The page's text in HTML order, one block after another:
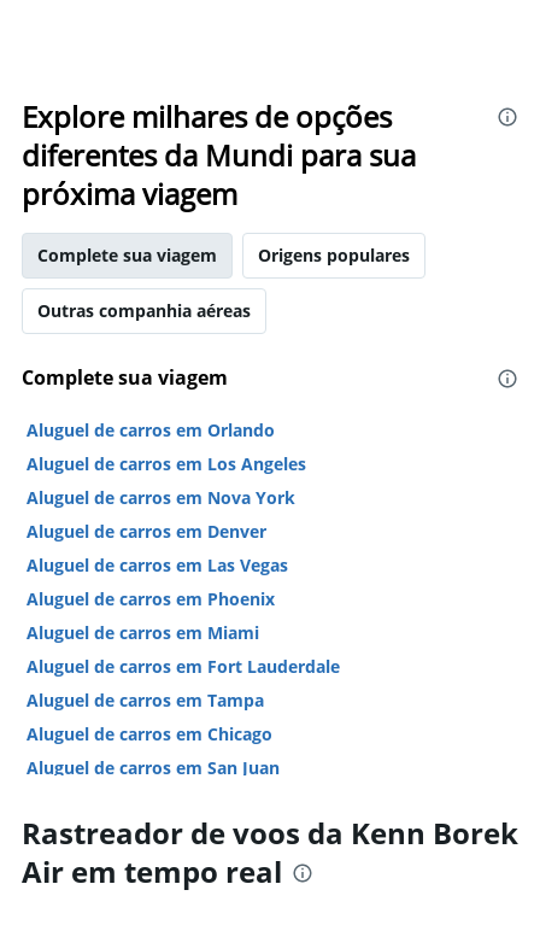
Explore milhares de opções
diferentes da Mundi para sua
próxima viagem
Complete sua viagem Origens populares
Outras companhia aéreas
Complete sua viagem
Aluguel de carros em Orlando
Aluguel de carros em Los Angeles
Aluguel de carros em Nova York
Aluguel de carros em Denver
Aluguel de carros em Las Vegas
Aluguel de carros em Phoenix
Aluguel de carros em Miami
Aluguel de carros em Fort Lauderdale
Aluguel de carros em Tampa
Aluguel de carros em Chicago
Aluguel de carros em San Juan
Hotéis em Las Vegas
Hotéis em Nova York
Rastreador de voos da Kenn Borek
Air em tempo real